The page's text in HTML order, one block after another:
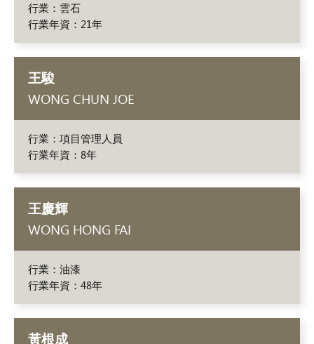
行業：雲石
行業年資：21年
王駿
WONG CHUN JOE
行業：項目管理人員
行業年資：8年
王慶輝
WONG HONG FAI
行業：油漆
行業年資：48年
黃根成